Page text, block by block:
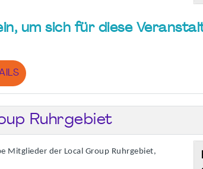
um sich für diese
Ruhrgebiet
Mitglieder der Local Group Ruhrgebiet,